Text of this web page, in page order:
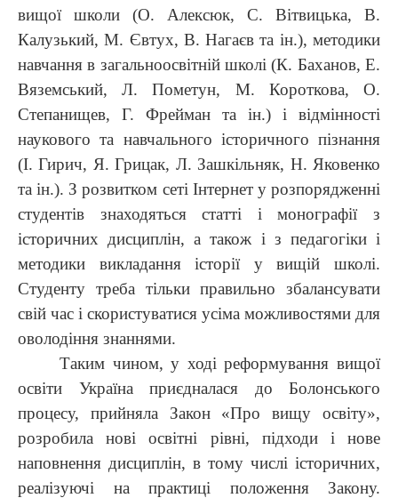
вищої школи (О. Алексюк, С. Вітвицька, В.
Калузький, М. Євтух, В. Нагаєв та ін.), методики
навчання в загальноосвітній школі (К. Баханов, Е.
Вяземський, Л. Пометун, М. Короткова, О.
Степанищев, Г. Фрейман та ін.) і відмінності
наукового та навчального історичного пізнання
(І. Гирич, Я. Грицак, Л. Зашкільняк, Н. Яковенко
та ін.). З розвитком сеті Інтернет у розпорядженні
студентів знаходяться статті і монографії з
історичних дисциплін, а також і з педагогіки і
методики викладання історії у вищій школі.
Студенту треба тільки правильно збалансувати
свій час і скористуватися усіма можливостями для
оволодіння знаннями.
Таким чином, у ході реформування вищої
освіти Україна приєдналася до Болонського
процесу, прийняла Закон «Про вищу освіту»,
розробила нові освітні рівні, підходи і нове
наповнення дисциплін, в тому числі історичних,
реалізуючі на практиці положення Закону.